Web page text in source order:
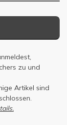
zu und
Artikel sind